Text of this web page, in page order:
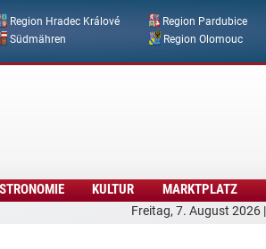
Region Hradec Králové Region Pardubice
Südmähren Region Olomouc
Freitag, 7. August 2026
KULTUR MARKTPLATZ